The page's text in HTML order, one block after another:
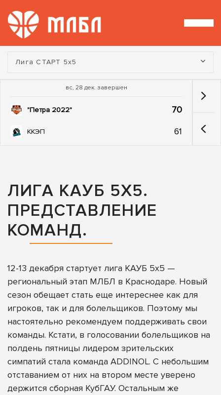
Турнир:
Лига СТАРТ 5х5
вс, 28 дек. завершен
"Петра 2022" 70
ККЭП 61
ЛИГА КАУБ 5Х5.
ПРЕДСТАВЛЕНИЕ
КОМАНД.
12-13 декабря стартует лига КАУБ 5х5 —
региональный этап МЛБЛ в Краснодаре. Новый
сезон обещает стать еще интереснее как для
игроков, так и для болельщиков. Поэтому мы
настоятельно рекомендуем поддерживать свои
команды. Кстати, в голосовании болельщиков на
полдень пятницы лидером зрительских
симпатий стала команда ADDINOL. С небольшим
отставанием от них на втором месте уверено
держится сборная КубГАУ. Остальным же